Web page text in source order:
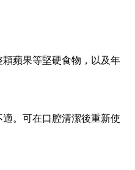
蘋果等堅硬食物，以及年
。可在口腔清潔後重新使